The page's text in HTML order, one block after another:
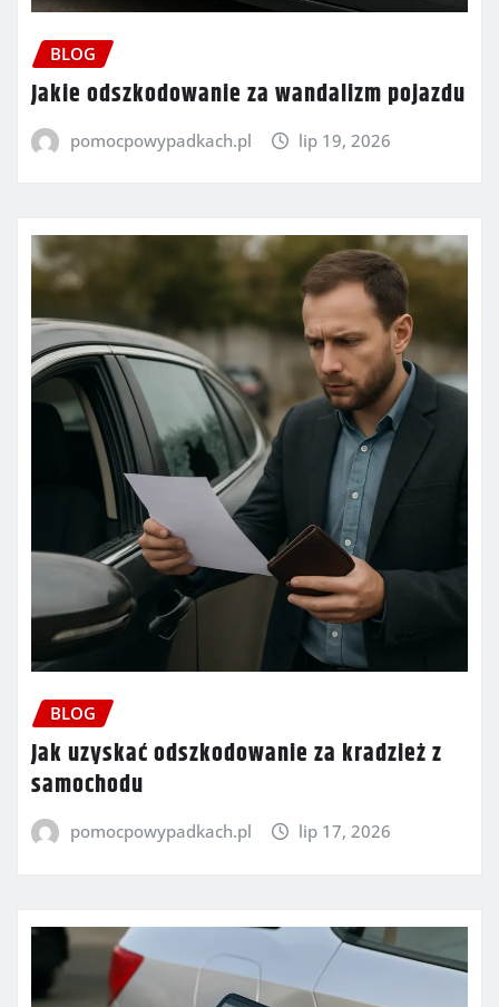
BLOG
Jakie odszkodowanie za wandalizm pojazdu
pomocpowypadkach.pl lip 19, 2026
BLOG
Jak uzyskać odszkodowanie za kradzież z
samochodu
pomocpowypadkach.pl lip 17, 2026